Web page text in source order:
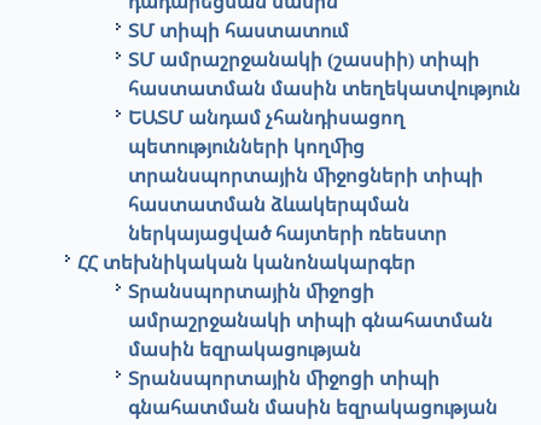
ՏՄ տիպի հաստատում
ՏՄ ամրաշրջանակի (շասսիի) տիպի
հաստատման մասին տեղեկատվություն
ԵԱՏՄ անդամ չհանդիսացող
պետությունների կողմից
տրանսպորտային միջոցների տիպի
հաստատման ձևակերպման
ներկայացված հայտերի ռեեստր
ՀՀ տեխնիկական կանոնակարգեր
Տրանսպորտային միջոցի
ամրաշրջանակի տիպի գնահատման
մասին եզրակացության
Տրանսպորտային միջոցի տիպի
գնահատման մասին եզրակացության